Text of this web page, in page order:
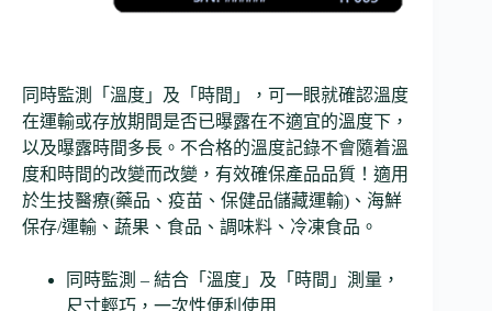
同時監測「溫度」及「時間」，可一眼就確認溫度
在運輸或存放期間是否已曝露在不適宜的溫度下，
以及曝露時間多長。不合格的溫度記錄不會隨着溫
度和時間的改變而改變，有效確保產品品質！適用
於生技醫療(藥品、疫苗、保健品儲藏運輸)、海鮮
保存/運輸、蔬果、食品、調味料、冷凍食品。
同時監測 – 結合「溫度」及「時間」測量，
尺寸輕巧，一次性便利使用